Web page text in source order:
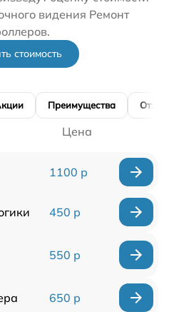
видения Ремонт
стоимость
Преимущества
Цена
1100 р
450 р
550 р
650 р